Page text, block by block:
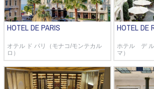
HOTEL DE PARIS
オテル ド パリ（モナコ/モンテカル
ロ）
HOTEL DE
ホテル デ ル
マ）